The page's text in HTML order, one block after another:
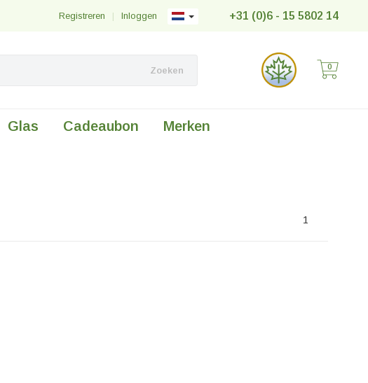
+31 (0)6 - 15 5802 14
Inloggen
|
Registreren
Zoeken 0
Glas Cadeaubon Merken
1